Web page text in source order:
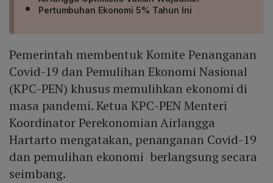
Pertumbuhan Ekonomi 5% Tahun Ini
Pemerintah membentuk Komite Penanganan
Covid-19 dan Pemulihan Ekonomi Nasional
(KPC-PEN) khusus memulihkan ekonomi di
masa pandemi. Ketua KPC-PEN Menteri
Koordinator Perekonomian Airlangga
Hartarto mengatakan, penanganan Covid-19
dan pemulihan ekonomi berlangsung secara
seimbang.